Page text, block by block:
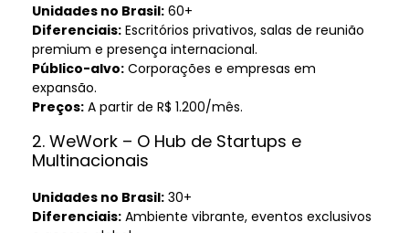
Unidades no Brasil: 60+
Diferenciais: Escritórios privativos, salas de reunião
premium e presença internacional.
Público-alvo: Corporações e empresas em
expansão.
Preços: A partir de R$ 1.200/mês.
2. WeWork – O Hub de Startups e
Multinacionais
Unidades no Brasil: 30+
Diferenciais: Ambiente vibrante, eventos exclusivos